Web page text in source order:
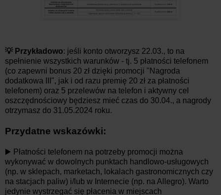
💡 Przykładowo: jeśli konto otworzysz 22.03., to na
spełnienie wszystkich warunków - tj. 5 płatności telefonem
(co zapewni bonus 20 zł dzięki promocji "Nagroda
dodatkowa III", jak i od razu premię 20 zł za płatności
telefonem) oraz 5 przelewów na telefon i aktywny cel
oszczędnościowy będziesz mieć czas do 30.04., a nagrody
otrzymasz do 31.05.2024 roku.
Przydatne wskazówki:
▶️ Płatności telefonem na potrzeby promocji można
wykonywać w dowolnych punktach handlowo-usługowych
(np. w sklepach, marketach, lokalach gastronomicznych czy
na stacjach paliw) i/lub w Internecie (np. na Allegro). Warto
jedynie wystrzegać się płacenia w miejscach